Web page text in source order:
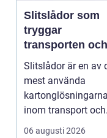
Slitslådor som
tryggar
transporten och
stärker
Slitslådor är en av
mest använda
kartonglösningarna
inom transport och
logis...
06 augusti 2026